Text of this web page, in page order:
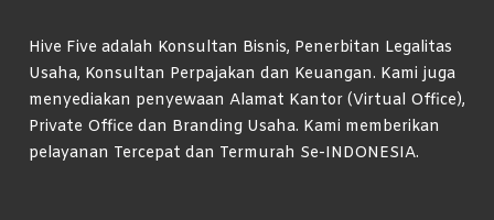
Hive Five adalah Konsultan Bisnis, Penerbitan Legalitas
Usaha, Konsultan Perpajakan dan Keuangan. Kami juga
menyediakan penyewaan Alamat Kantor (Virtual Office),
Private Office dan Branding Usaha. Kami memberikan
pelayanan Tercepat dan Termurah Se-INDONESIA.